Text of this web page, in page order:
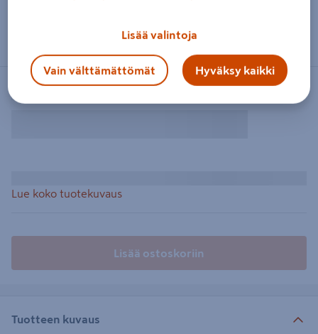
Lue koko tuotekuvaus
Lisää ostoskoriin
Tuotteen kuvaus
Lisää valintoja
Vain välttämättömät Hyväksy kaikki